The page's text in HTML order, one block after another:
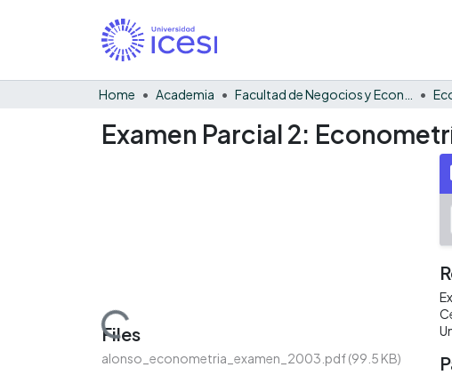
Home Academia
Examen Parcial 2:
Loading...
Files
alonso_econometria_examen_2003.pdf(99.5 KB)